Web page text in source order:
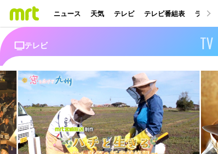
ニュース 天気 テレビ テレビ番組表 ラジオ
テレビ TV